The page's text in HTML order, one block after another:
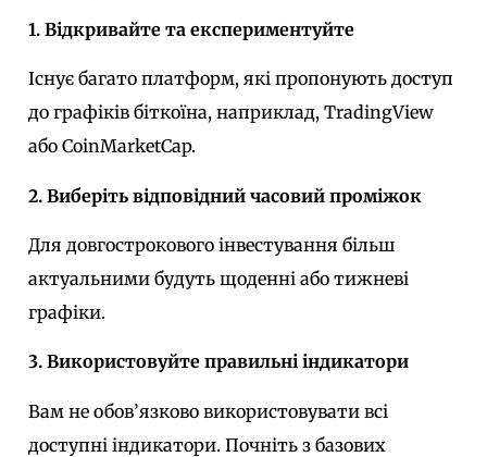
1. Відкривайте та експериментуйте
Існує багато платформ, які пропонують доступ
до графіків біткоїна, наприклад, TradingView
або CoinMarketCap.
2. Виберіть відповідний часовий проміжок
Для довгострокового інвестування більш
актуальними будуть щоденні або тижневі
графіки.
3. Використовуйте правильні індикатори
Вам не обов’язково використовувати всі
доступні індикатори. Почніть з базових